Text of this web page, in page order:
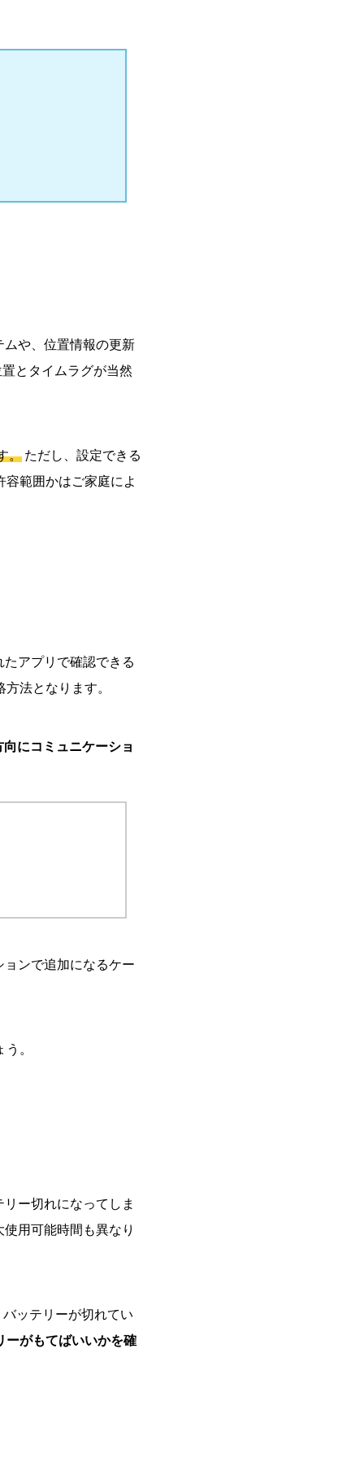
ムや、位置情報の更新
とタイムラグが当然
。 ただし、設定できる
範囲かはご家庭によ
アプリで確認できる
法となります。
向にコミュニケーショ
ンで追加になるケー
。
ー切れになってしま
用可能時間も異なり
ッテリーが切れてい
ーがもてばいいかを確